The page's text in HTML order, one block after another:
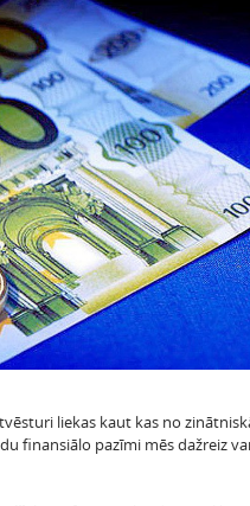
liekas kaut kas no
finansiālo pazīmi mēs dažreiz